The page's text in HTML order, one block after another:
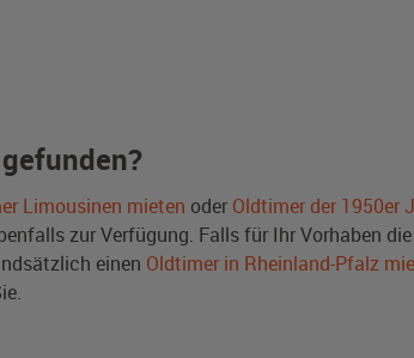
Limousinen mieten oder Oldtimer der 1950er
zur Verfügung. Falls für Ihr Vorhaben
einen Oldtimer in Rheinland-Pfalz